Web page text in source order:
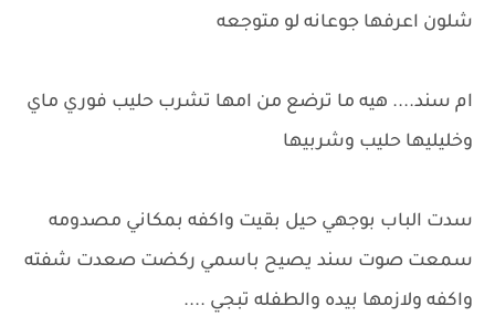
شلون اعرفها جوعانه لو متوجعه
ام سند.... هيه ما ترضع من امها تشرب حليب فوري ماي
وخليليها حليب وشربيها
سدت الباب بوجهي حيل بقيت واكفه بمكاني مصدومه
سمعت صوت سند يصيح باسمي ركضت صعدت شفته
واكفه ولازمها بيده والطفله تبجي ....